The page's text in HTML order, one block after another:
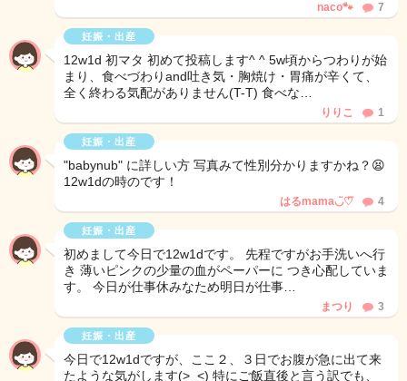
naco🐾 7
妊娠・出産
12w1d 初マタ 初めて投稿します^ ^ 5w頃からつわりが始
まり、食べづわりand吐き気・胸焼け・胃痛が辛くて、
全く終わる気配がありません(T-T) 食べな…
りりこ 1
妊娠・出産
"babynub" に詳しい方 写真みて性別分かりますかね？😫
12w1dの時のです！
はるmama◡̈♡⃛ 4
妊娠・出産
初めまして今日で12w1dです。 先程ですがお手洗いへ行
き 薄いピンクの少量の血がペーパーに つき心配していま
す。 今日が仕事休みなため明日が仕事…
まつり 3
妊娠・出産
今日で12w1dですが、ここ２、３日でお腹が急に出て来
たような気がします(>_<) 特にご飯直後と言う訳でも、